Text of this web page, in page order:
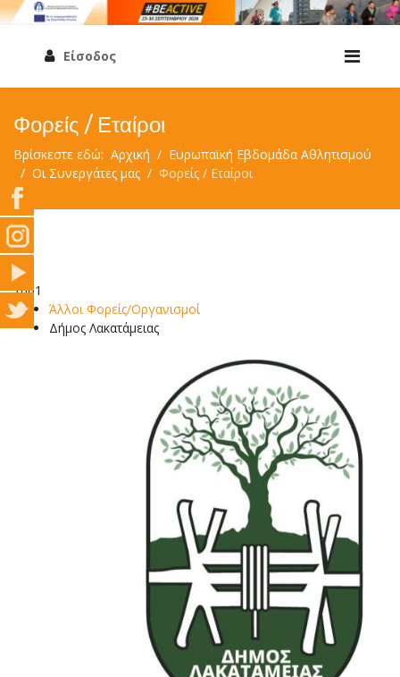
Είσοδος
Φορείς / Εταίροι
Βρίσκεστε εδώ: Αρχική
Ευρωπαϊκή Εβδομάδα Αθλητισμού
Οι Συνεργάτες μας
Φορείς / Εταίροι
1601
Άλλοι Φορείς/Οργανισμοί
Δήμος Λακατάμειας